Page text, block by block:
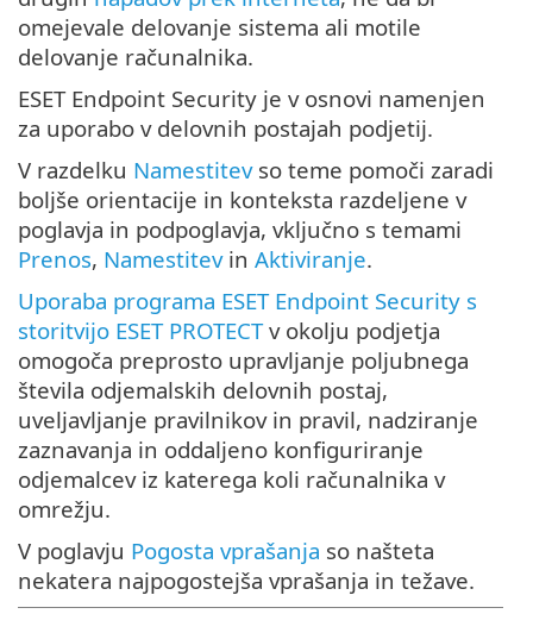
omejevale delovanje sistema ali motile
delovanje računalnika.
ESET Endpoint Security je v osnovi namenjen
za uporabo v delovnih postajah podjetij.
V razdelku Namestitevso teme pomoči zaradi
boljše orientacije in konteksta razdeljene v
poglavja in podpoglavja, vključno s temami
Prenos, Namestitevin Aktiviranje.
Uporaba programa ESET Endpoint Security s
storitvijo ESET PROTECTv okolju podjetja
omogoča preprosto upravljanje poljubnega
števila odjemalskih delovnih postaj,
uveljavljanje pravilnikov in pravil, nadziranje
zaznavanja in oddaljeno konfiguriranje
odjemalcev iz katerega koli računalnika v
omrežju.
V poglavju Pogosta vprašanja so našteta
nekatera najpogostejša vprašanja in težave.